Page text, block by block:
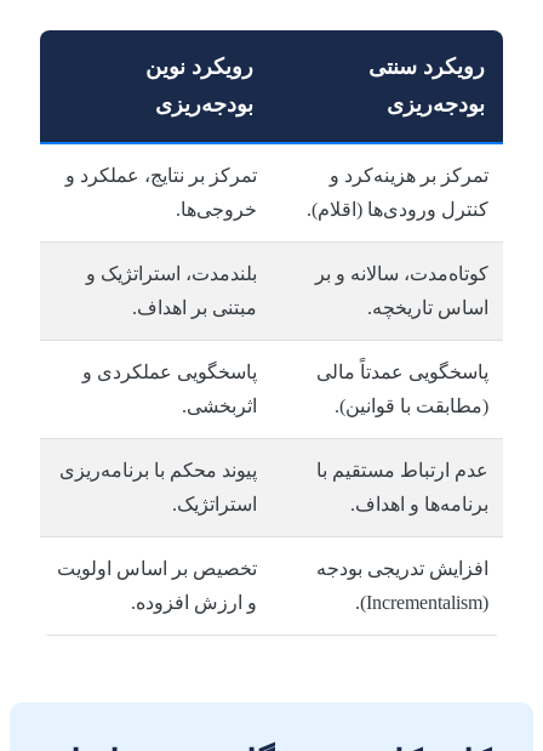
رویکرد سنتی
بودجه‌ریزی
رویکرد نوین
بودجه‌ریزی
تمرکز بر هزینه‌کرد و
کنترل ورودی‌ها (اقلام).
تمرکز بر نتایج، عملکرد و
خروجی‌ها.
کوتاه‌مدت، سالانه و بر
اساس تاریخچه.
بلندمدت، استراتژیک و
مبتنی بر اهداف.
پاسخگویی عمدتاً مالی
(مطابقت با قوانین).
پاسخگویی عملکردی و
اثربخشی.
عدم ارتباط مستقیم با
برنامه‌ها و اهداف.
پیوند محکم با برنامه‌ریزی
استراتژیک.
افزایش تدریجی بودجه
(Incrementalism).
تخصیص بر اساس اولویت
و ارزش افزوده.